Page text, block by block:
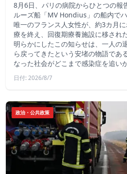
8月6日、パリの病院からひとつの報
ルーズ船「MV Hondius」の船内で
唯一のフランス人女性が、約3カ月
療を終え、回復期療養施設に移され
明らかにしたこの知らせは、一人の
ら戻ってきたという安堵の物語であ
なった社会がどこまで感染症を追い
日付: 2026/8/7
政治・公共政策